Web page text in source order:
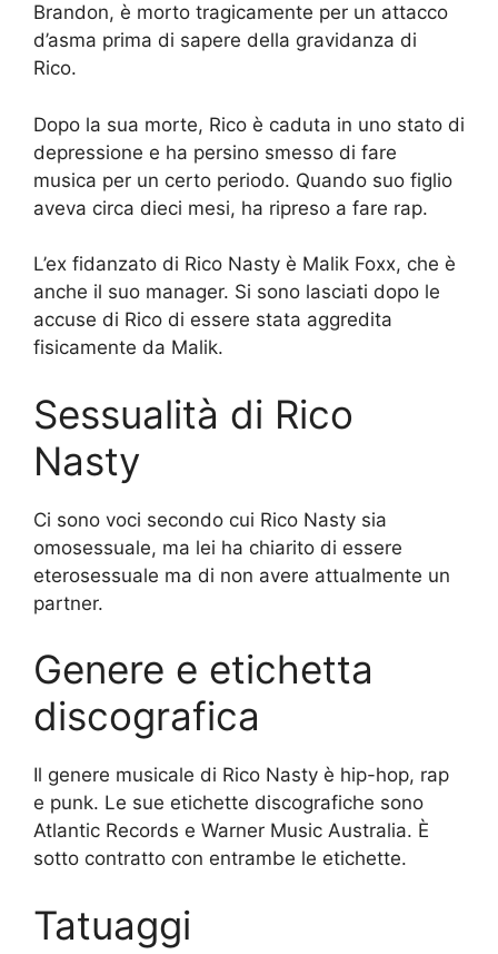
Brandon, è morto tragicamente per un attacco
d’asma prima di sapere della gravidanza di
Rico.
Dopo la sua morte, Rico è caduta in uno stato di
depressione e ha persino smesso di fare
musica per un certo periodo. Quando suo figlio
aveva circa dieci mesi, ha ripreso a fare rap.
L’ex fidanzato di Rico Nasty è Malik Foxx, che è
anche il suo manager. Si sono lasciati dopo le
accuse di Rico di essere stata aggredita
fisicamente da Malik.
Sessualità di Rico
Nasty
Ci sono voci secondo cui Rico Nasty sia
omosessuale, ma lei ha chiarito di essere
eterosessuale ma di non avere attualmente un
partner.
Genere e etichetta
discografica
Il genere musicale di Rico Nasty è hip-hop, rap
e punk. Le sue etichette discografiche sono
Atlantic Records e Warner Music Australia. È
sotto contratto con entrambe le etichette.
Tatuaggi